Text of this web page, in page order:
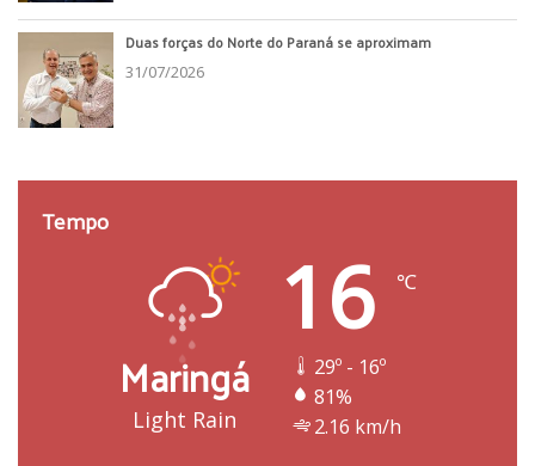
Duas forças do Norte do Paraná se aproximam
31/07/2026
Tempo
Maringá
Light Rain
16 ℃
29º - 16º
81%
2.16 km/h